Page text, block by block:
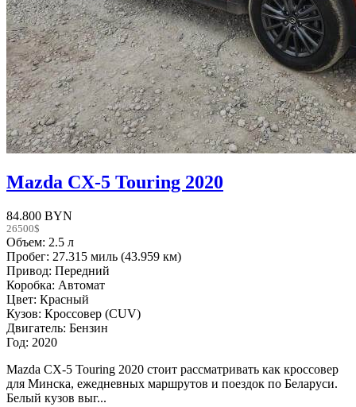
Mazda CX-5 Touring 2020
84.800 BYN
26500$
Объем: 2.5 л
Пробег: 27.315 миль (43.959 км)
Привод: Передний
Коробка: Автомат
Цвет: Красный
Кузов: Кроссовер (CUV)
Двигатель: Бензин
Год: 2020
Mazda CX-5 Touring 2020 стоит рассматривать как кроссовер
для Минска, ежедневных маршрутов и поездок по Беларуси.
Белый кузов выг...